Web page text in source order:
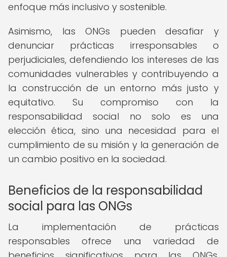
enfoque más inclusivo y sostenible.
Asimismo, las ONGs pueden desafiar y
denunciar prácticas irresponsables o
perjudiciales, defendiendo los intereses de las
comunidades vulnerables y contribuyendo a
la construcción de un entorno más justo y
equitativo. Su compromiso con la
responsabilidad social no solo es una
elección ética, sino una necesidad para el
cumplimiento de su misión y la generación de
un cambio positivo en la sociedad.
Beneficios de la responsabilidad
social para las ONGs
La implementación de prácticas
responsables ofrece una variedad de